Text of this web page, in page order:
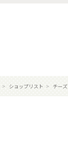
ショップリスト チー